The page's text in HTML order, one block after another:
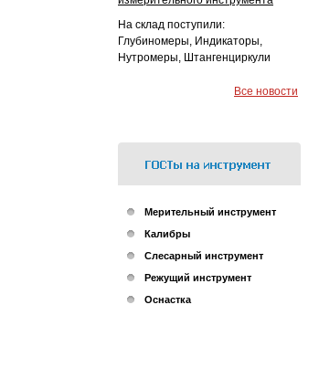
На склад поступили:
Глубиномеры, Индикаторы,
Нутромеры, Штангенциркули
Все новости
Мерительный инструмент
Калибры
Слесарный инструмент
Режущий инструмент
Оснастка